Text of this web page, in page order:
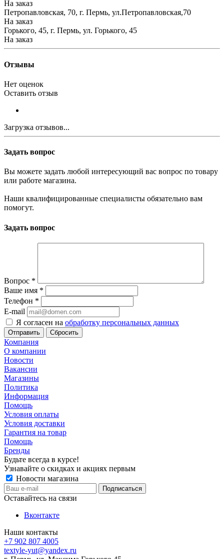
На заказ
Петропавловская, 70, г. Пермь, ул.Петропавловская,70
На заказ
Горького, 45, г. Пермь, ул. Горького, 45
На заказ
Отзывы
Нет оценок
Оставить отзыв
Загрузка отзывов...
Задать вопрос
Вы можете задать любой интересующий вас вопрос по товару
или работе магазина.
Наши квалифицированные специалисты обязательно вам
помогут.
Задать вопрос
Вопрос *
Ваше имя *
Телефон *
E-mail
Я согласен на обработку персональных данных
Сбросить
Компания
О компании
Новости
Вакансии
Магазины
Политика
Информация
Помощь
Условия оплаты
Условия доставки
Гарантия на товар
Помощь
Бренды
Будьте всегда в курсе!
Узнавайте о скидках и акциях первым
Новости магазина
Оставайтесь на связи
Вконтакте
Наши контакты
+7 902 807 4005
textyle-yut@yandex.ru